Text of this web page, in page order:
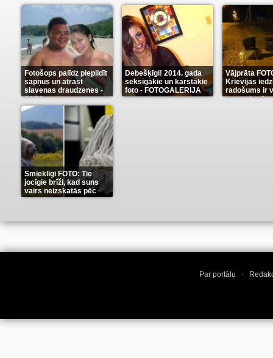
Fotošops palīdz piepildīt
sapņus un atrast
slavenas draudzenes -
FOTO(13)
Debešķīgi! 2014. gada
seksīgākie un karstākie
foto - FOTOGALERIJA
(9)
Vājprāta
Krievijas
radošums ir
Smieklīgi FOTO: Tie
jocīgie brīži, kad suns
vairs neizskatās pēc
suņa(11)
Par portālu ·